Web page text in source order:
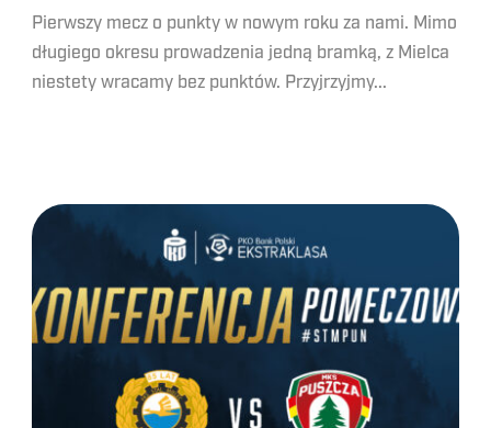
Pierwszy mecz o punkty w nowym roku za nami. Mimo
długiego okresu prowadzenia jedną bramką, z Mielca
niestety wracamy bez punktów. Przyjrzyjmy...